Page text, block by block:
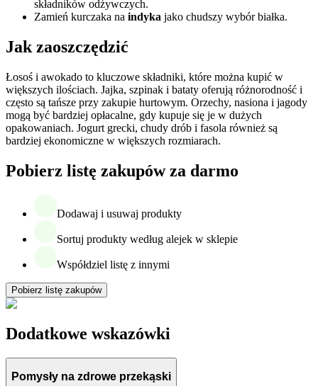
składników odżywczych.
Zamień kurczaka na indyka jako chudszy wybór białka.
Jak zaoszczędzić
Łosoś i awokado to kluczowe składniki, które można kupić w
większych ilościach. Jajka, szpinak i bataty oferują różnorodność i
często są tańsze przy zakupie hurtowym. Orzechy, nasiona i jagody
mogą być bardziej opłacalne, gdy kupuje się je w dużych
opakowaniach. Jogurt grecki, chudy drób i fasola również są
bardziej ekonomiczne w większych rozmiarach.
Pobierz listę zakupów za darmo
Dodawaj i usuwaj produkty
Sortuj produkty według alejek w sklepie
Współdziel listę z innymi
Pobierz listę zakupów
Dodatkowe wskazówki
Pomysły na zdrowe przekąski